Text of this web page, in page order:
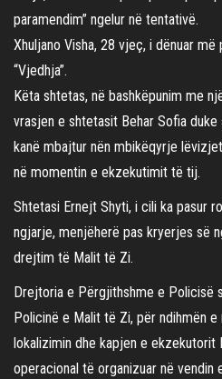
paramendim” ngelur në tentativë.
Xhuljano Visha, 28 vjeç, i dënuar
“Vjedhja”.
Këta shtetas, në bashkëpunim me
vrasjen e shtetasit Behar Sofia
kanë mbajtur nën mbikëqyrje
në momentin e ekzekutimit të tij.
Shtetasi Ernejt Shyti, i cili ka pasur
ngjarje, menjëherë pas kryerjes së
drejtim të Malit të Zi.
Drejtoria e Përgjithshme e Policisë
Policinë e Malit të Zi, për ndihmën
lokalizimin dhe kapjen e
operacional të organizuar në vendin